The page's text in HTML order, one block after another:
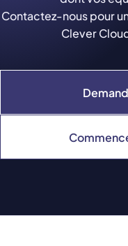
Contactez-nous pour
Clever